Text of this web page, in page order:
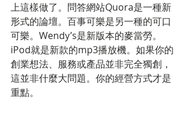
上這樣做了。問答網站Quora是一種新
形式的論壇。百事可樂是另一種的可口
可樂。Wendy’s是新版本的麥當勞。
iPod就是新款的mp3播放機。如果你的
創業想法、服務或產品並非完全獨創，
這並非什麼大問題。你的經營方式才是
重點。